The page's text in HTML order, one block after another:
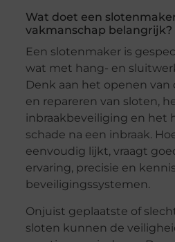
Wat doet een
vakmanschap belangrijk?
Een slotenmaker is
wat met hang- en
Denk aan het openen van
en repareren van sloten,
inbraakbeveiliging en het
schade na een inbraak.
eenvoudig lijkt, vraagt
ervaring, precisie en
beveiligingssystemen.
Onjuist geplaatste of
sloten kunnen de